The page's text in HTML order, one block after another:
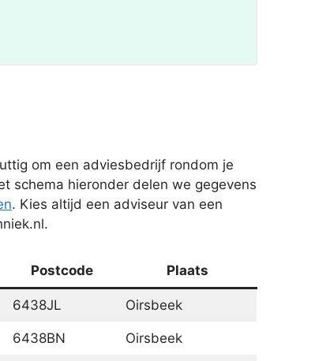
om een adviesbedrijf rondom je
schema hieronder delen we gegevens
. Kies altijd een adviseur van een
Postcode Plaats
6438JL Oirsbeek
6438BN Oirsbeek